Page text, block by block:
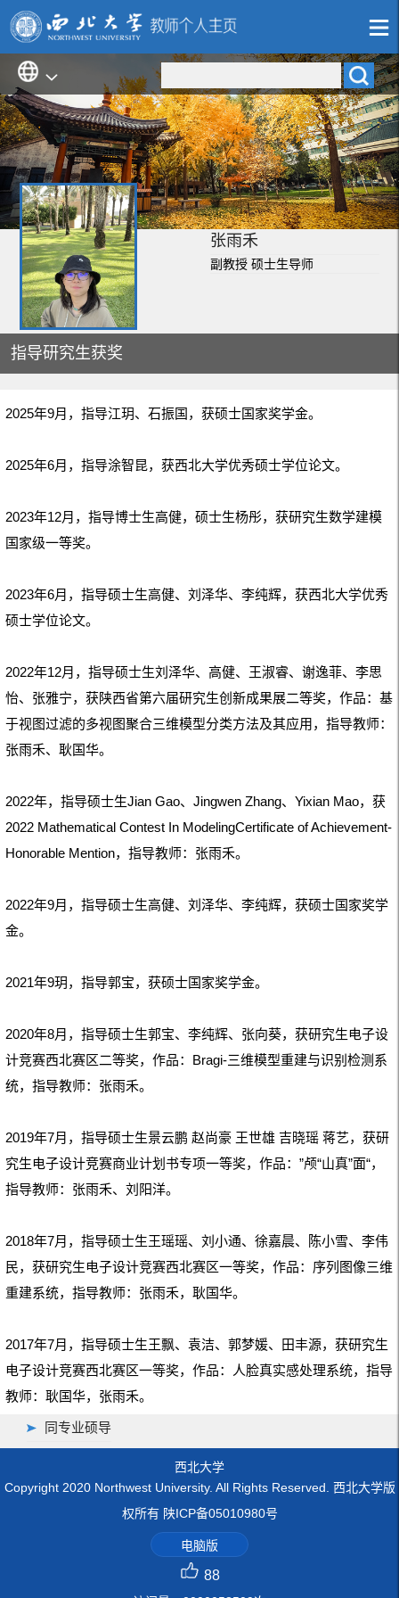
张雨禾
副教授 硕士生导师
指导研究生获奖
2025年9月，指导江玥、石振国，获硕士国家奖学金。
2025年6月，指导涂智昆，获西北大学优秀硕士学位论文。
2023年12月，指导博士生高健，硕士生杨彤，获研究生数学建模
国家级一等奖。
2023年6月，指导硕士生高健、刘泽华、李纯辉，获西北大学优秀
硕士学位论文。
2022年12月，指导硕士生刘泽华、高健、王淑睿、谢逸菲、李思
怡、张雅宁，获陕西省第六届研究生创新成果展二等奖，作品：基
于视图过滤的多视图聚合三维模型分类方法及其应用，指导教师：
张雨禾、耿国华。
2022年，指导硕士生Jian Gao、Jingwen Zhang、Yixian Mao，获
2022 Mathematical Contest In ModelingCertificate of Achievement-
Honorable Mention，指导教师：张雨禾。
2022年9月，指导硕士生高健、刘泽华、李纯辉，获硕士国家奖学
金。
2021年9玥，指导郭宝，获硕士国家奖学金。
2020年8月，指导硕士生郭宝、李纯辉、 张向葵，获研究生电子设
计竞赛西北赛区二等奖，作品：Bragi-三维模型重建与识别检测系
统，指导教师：张雨禾。
2019年7月，指导硕士生景云鹏 赵尚豪 王世雄 吉晓瑶 蒋艺，获研
究生电子设计竞赛商业计划书专项一等奖，作品：”颅“山真”面“，
指导教师：张雨禾、刘阳洋。
2018年7月，指导硕士生王瑶瑶、刘小通、徐嘉晨、陈小雪、李伟
民， 获研究生电子设计竞赛西北赛区一等奖，作品：序列图像三维
重建系统，指导教师：张雨禾， 耿国华。
2017年7月，指导硕士生王飘、袁洁、郭梦媛、田丰源，获研究生
电子设计竞赛西北赛区一等奖，作品：人脸真实感处理系统，指导
教师：耿国华，张雨禾。
同专业硕导
西北大学
Copyright 2020 Northwest University. All Rights Reserved. 西北大学版
权所有 陕ICP备05010980号
电脑版
88